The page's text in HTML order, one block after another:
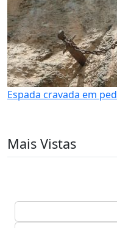
Espada cravada em
Mais Vistas